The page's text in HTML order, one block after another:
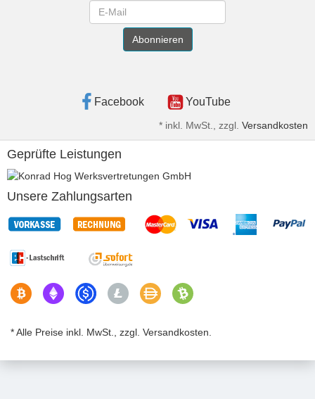
Abonnieren
Facebook YouTube
* inkl. MwSt., zzgl. Versandkosten
Geprüfte Leistungen
Unsere Zahlungsarten
* Alle Preise inkl. MwSt., zzgl. Versandkosten.